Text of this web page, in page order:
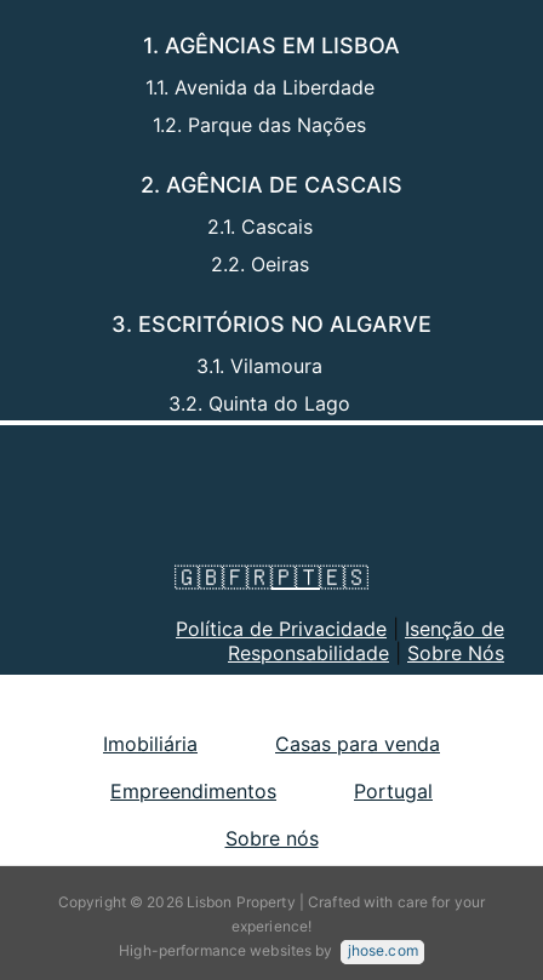
1. AGÊNCIAS EM LISBOA
1.1. Avenida da Liberdade
1.2. Parque das Nações
2. AGÊNCIA DE CASCAIS
2.1. Cascais
2.2. Oeiras
3. ESCRITÓRIOS NO ALGARVE
3.1. Vilamoura
3.2. Quinta do Lago
🇬🇧🇫🇷🇵🇹🇪🇸
Política de Privacidade
Isenção de
Responsabilidade
Sobre Nós
Imobiliária
Casas para venda
Empreendimentos
Portugal
Sobre nós
Copyright © 2026 Lisbon Property | Crafted with care for your
experience!
High-performance websites by
jhose.com